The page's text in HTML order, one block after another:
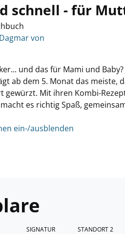
schnell - für
diesem Verfasser
von
und das für Mami und
ab dem 5. Monat das meiste,
gewürzt. Mit ihren Kombi-
es richtig Spaß,
ein-/ausblenden
SIGNATUR STANDORT 2